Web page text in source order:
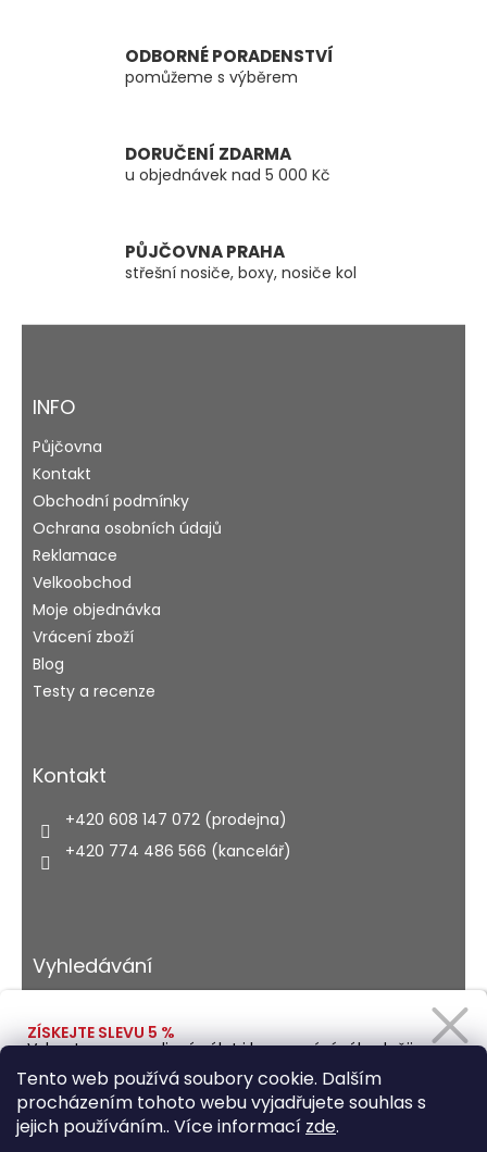
Tento web používá soubory cookie. Dalším
procházením tohoto webu vyjadřujete souhlas s
jejich používáním.. Více informací zde.
p
r
y
v
ý
s
u
ODBORNÉ PORADENSTVÍ
pomůžeme s výběrem
DORUČENÍ ZDARMA
u objednávek nad 5 000 Kč
PŮJČOVNA PRAHA
střešní nosiče, boxy, nosiče kol
Z
aINFO
Půjčovna
Kontakt
Obchodní podmínky
Ochrana osobních údajů
Reklamace
Velkoobchod
Moje objednávka
Vrácení zboží
Blog
Testy a recenze
Kontakt
+420 608 147 072 (prodejna)
+420 774 486 566 (kancelář)
Vyhledávání
HLEDAT
ZÍSKEJTE SLEVU 5 %
Vybavte se na rodinný výlet i kempování výhodněji.
Zadejte svůj e-mail a obratem Vám pošleme
slevový kód.